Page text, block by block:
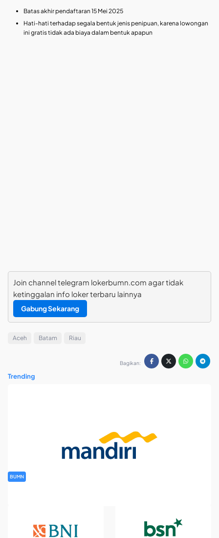
Batas akhir pendaftaran 15 Mei 2025
Hati-hati terhadap segala bentuk jenis penipuan, karena lowongan
ini gratis tidak ada biaya dalam bentuk apapun
Join channel telegram lokerbumn.com agar tidak
ketinggalan info loker terbaru lainnya
Gabung Sekarang
Aceh Batam Riau
Bagikan:
Trending
BUMN